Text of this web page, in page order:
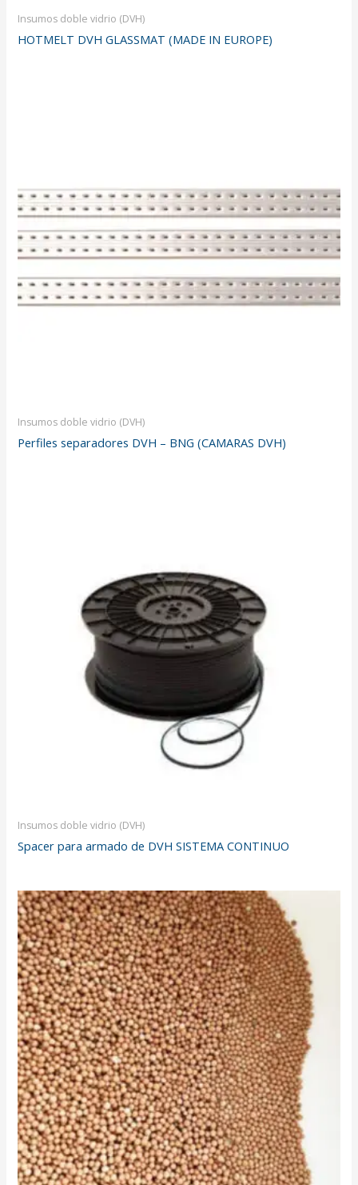
Insumos doble vidrio (DVH)
HOTMELT DVH GLASSMAT (MADE IN EUROPE)
Insumos doble vidrio (DVH)
Perfiles separadores DVH – BNG (CAMARAS DVH)
Insumos doble vidrio (DVH)
Spacer para armado de DVH SISTEMA CONTINUO